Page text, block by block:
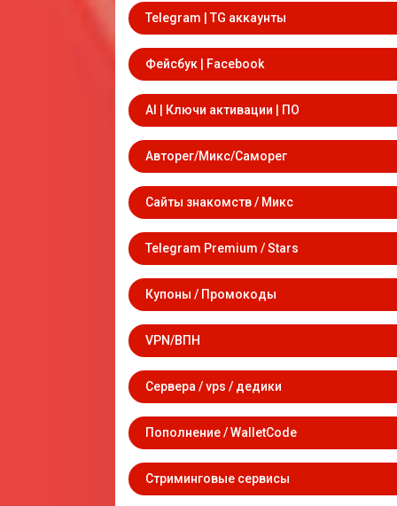
Telegram | TG аккаунты
Фейсбук | Facebook
AI | Ключи активации | ПО
Авторег/Микс/Саморег
Сайты знакомств / Микс
Telegram Premium / Stars
Купоны / Промокоды
VPN/ВПН
Сервера / vps / дедики
Пополнение / WalletCode
Стриминговые сервисы